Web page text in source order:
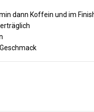
dann Koffein und im